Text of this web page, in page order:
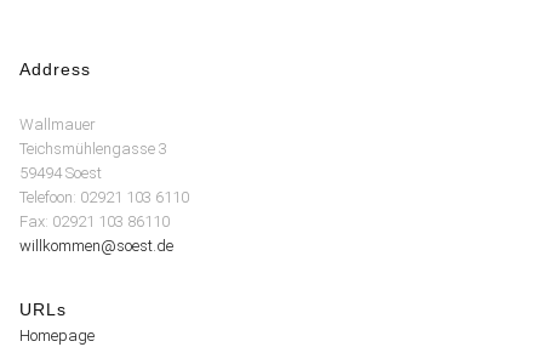
Address
Wallmauer
Teichsmühlengasse 3
59494 Soest
Telefoon: 02921 103 6110
Fax: 02921 103 86110
willkommen@soest.de
URLs
Homepage